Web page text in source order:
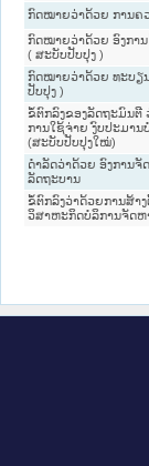
ກົດໝາຍວ່າດ້ວຍ ການຄ
ກົດໝາຍວ່າດ້ວຍ ອົງກາ
( ສະບັບປັບປຸງ )
ກົດ​ໝາຍວ່າ​ດ້ວຍ ທະບຽ
ປັບ​ປຸງ )
ຂໍ້ຕົກລົງຂອງລັດຖະມົນຕີ
ການໃຊ້ຈ່າຍ ງົບປະມານ
(ສະບັບປັບປຸງໃໝ່)
ດຳລັດວ່າດ້ວຍ ອົງການຈັ
ລັດຖະບານ
ຂໍ້ຕົກລົງວ່າດ້ວຍການສ້າ
ວິສາຫະກິດບໍລິການຈັດຫ